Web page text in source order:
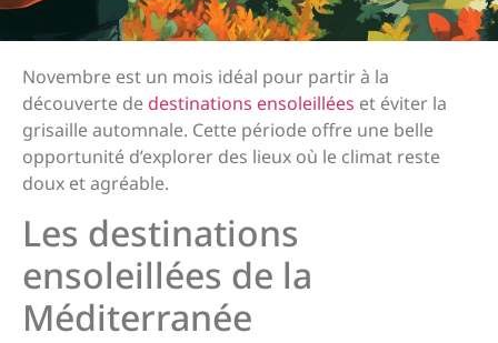
Novembre est un mois idéal pour partir à la
découverte de destinations ensoleillées et éviter la
grisaille automnale. Cette période offre une belle
opportunité d’explorer des lieux où le climat reste
doux et agréable.
Les destinations
ensoleillées de la
Méditerranée